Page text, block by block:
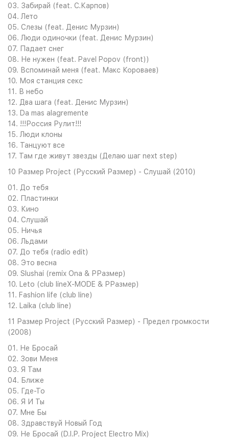
03. Забирай (feat. С.Карпов)
04. Лето
05. Слезы (feat. Денис Мурзин)
06. Люди одиночки (feat. Денис Мурзин)
07. Падает снег
08. Не нужен (feat. Pavel Popov (front))
09. Вспоминай меня (feat. Макс Короваев)
10. Моя станция секс
11. В небо
12. Два шага (feat. Денис Мурзин)
13. Da mas alagremente
14. !!!Россия Рулит!!!
15. Люди клоны
16. Танцуют все
17. Там где живут звезды (Делаю шаг next step)
10 Размер Project (Русский Размер) - Слушай (2010)
01. До тебя
02. Пластинки
03. Кино
04. Слушай
05. Ничья
06. Льдами
07. До тебя (radio edit)
08. Это весна
09. Slushai (remix Ona & РРазмер)
10. Leto (club lineX-MODE & РРазмер)
11. Fashion life (club line)
12. Laika (club line)
11 Размер Project (Русский Размер) - Предел громкости
(2008)
01. Не Бросай
02. Зови Меня
03. Я Там
04. Ближе
05. Где-То
06. Я И Ты
07. Мне Бы
08. Здравствуй Новый Год
09. Не Бросай (D.I.P. Project Electro Mix)